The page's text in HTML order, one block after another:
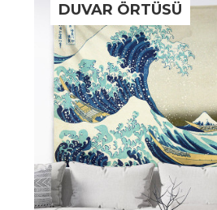
DUVAR ÖRTÜSÜ